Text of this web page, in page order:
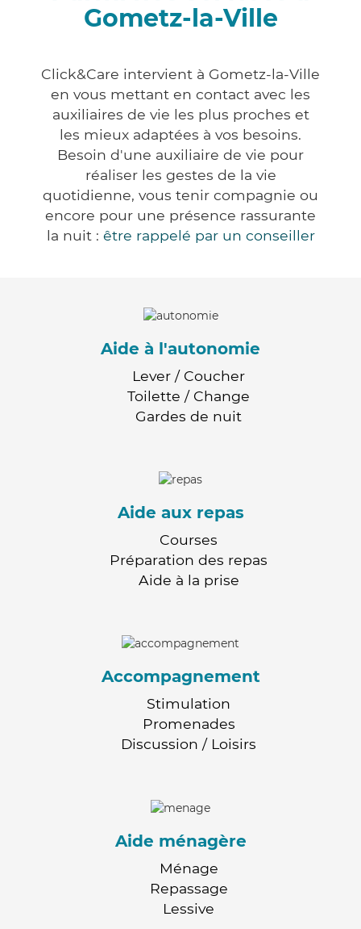
Gometz-la-Ville
Click&Care intervient à Gometz-la-Ville
en vous mettant en contact avec les
auxiliaires de vie les plus proches et
les mieux adaptées à vos besoins.
Besoin d'une auxiliaire de vie pour
réaliser les gestes de la vie
quotidienne, vous tenir compagnie ou
encore pour une présence rassurante
la nuit : être rappelé par un conseiller
Aide à l'autonomie
Lever / Coucher
Toilette / Change
Gardes de nuit
Aide aux repas
Courses
Préparation des repas
Aide à la prise
Accompagnement
Stimulation
Promenades
Discussion / Loisirs
Aide ménagère
Ménage
Repassage
Lessive